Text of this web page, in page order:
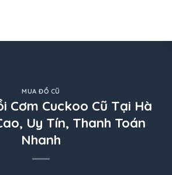
MUA ĐỒ CŨ
Cơm Cuckoo Cũ Tại Hà
Uy Tín, Thanh Toán
Nhanh